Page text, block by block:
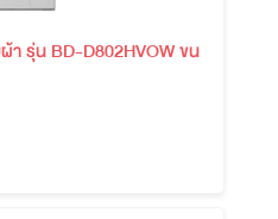
า รุ่น BD-D802HVOW ขน